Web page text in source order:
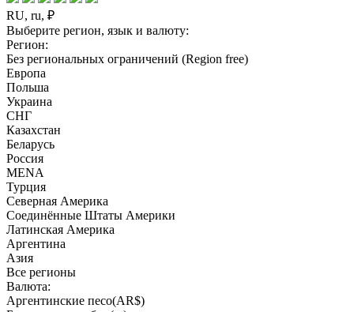
RU, ru, ₽
Выберите регион, язык и валюту:
Регион:
Без региональных ограничений (Region free)
Европа
Польша
Украина
СНГ
Казахстан
Беларусь
Россия
MENA
Турция
Северная Америка
Соединённые Штаты Америки
Латинская Америка
Аргентина
Азия
Все регионы
Валюта:
Аргентинские песо(AR$)